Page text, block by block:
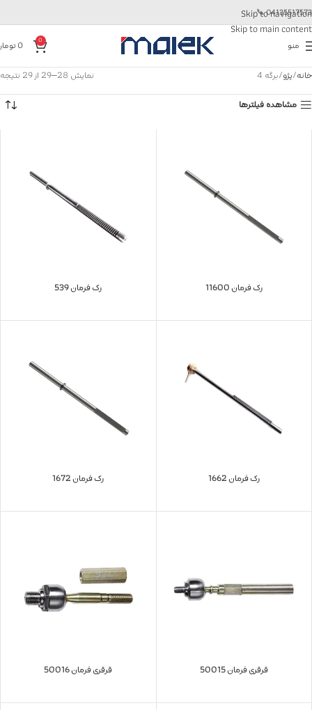
Skip to navigation
Skip to main content
04135517573
📞
منو 0
0
خانه پژو برگه 4
نمایش 28–29 از 29 نتیجه
مشاهده فیلترها
رک فرمان 11600 رک فرمان 539
رک فرمان 1662 رک فرمان 1672
قرقری فرمان 50015 قرقری فرمان 50016